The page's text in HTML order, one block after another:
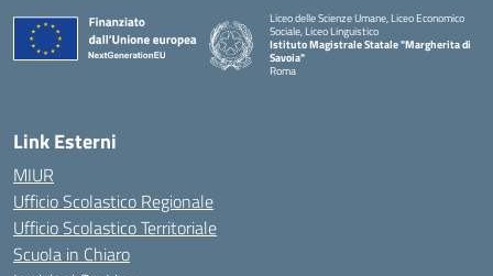
Liceo delle Scienze Umane, Liceo Economico
Sociale, Liceo Linguistico
Istituto Magistrale Statale "Margherita di
Savoia"
Roma
Link Esterni
MIUR
Ufficio Scolastico Regionale
Ufficio Scolastico Territoriale
Scuola in Chiaro